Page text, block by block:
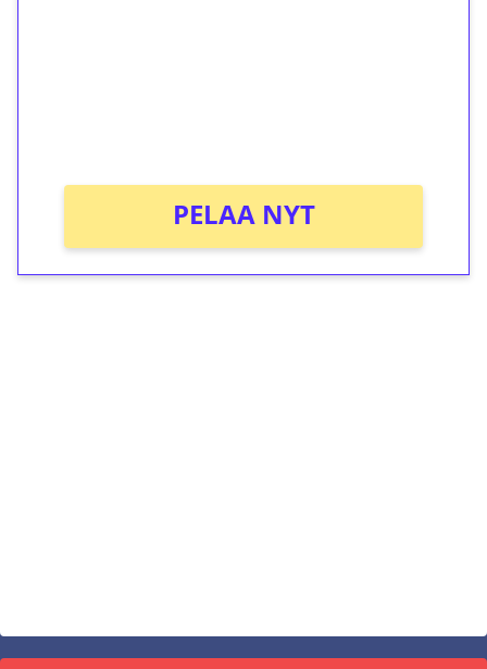
PELAA NYT